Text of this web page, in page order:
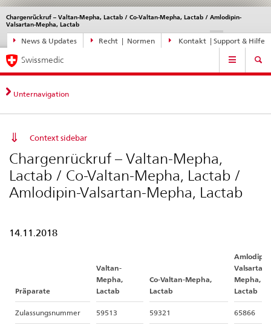
Direktnavigation
News,
Rechtsgrundlagen,
Kontakt
News & Updates Recht | Normen Kontakt | Support & Hilfe
Chargenrückruf – Valtan-Mepha, Lactab / Co-Valtan-Mepha, Lactab / Amlodipin-
Valsartan-Mepha, Lactab
Sprachwahl
DE IT EN
Service
navigation
Hauptnavigation
Swissmedic
Unternavigation
Context sidebar
Chargenrückruf – Valtan-Mepha,
Lactab / Co-Valtan-Mepha, Lactab /
Amlodipin-Valsartan-Mepha, Lactab
14.11.2018
Präparate
Valtan-
Mepha,
Lactab
Co-Valtan-Mepha,
Lactab
Valsartan-
Mepha,
Lactab
Zulassungsnummer 59513 59321 65866